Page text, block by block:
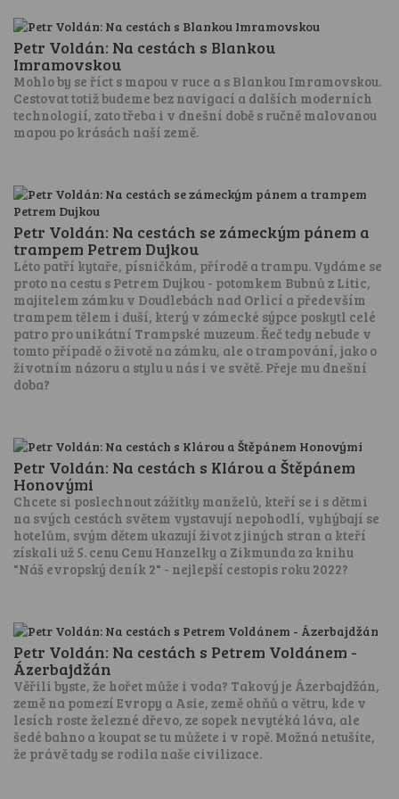
Petr Voldán: Na cestách s Blankou
Imramovskou
Mohlo by se říct s mapou v ruce a s Blankou Imramovskou.
Cestovat totiž budeme bez navigací a dalších moderních
technologií, zato třeba i v dnešní době s ručně malovanou
mapou po krásách naší země.
Petr Voldán: Na cestách se zámeckým pánem a
trampem Petrem Dujkou
Léto patří kytaře, písničkám, přírodě a trampu. Vydáme se
proto na cestu s Petrem Dujkou - potomkem Bubnů z Litic,
majitelem zámku v Doudlebách nad Orlicí a především
trampem tělem i duší, který v zámecké sýpce poskytl celé
patro pro unikátní Trampské muzeum. Řeč tedy nebude v
tomto případě o životě na zámku, ale o trampování, jako o
životním názoru a stylu u nás i ve světě. Přeje mu dnešní
doba?
Petr Voldán: Na cestách s Klárou a Štěpánem
Honovými
Chcete si poslechnout zážitky manželů, kteří se i s dětmi
na svých cestách světem vystavují nepohodlí, vyhýbají se
hotelům, svým dětem ukazují život z jiných stran a kteří
získali už 5. cenu Cenu Hanzelky a Zikmunda za knihu
"Náš evropský deník 2" - nejlepší cestopis roku 2022?
Petr Voldán: Na cestách s Petrem Voldánem -
Ázerbajdžán
Věřili byste, že hořet může i voda? Takový je Ázerbajdžán,
země na pomezí Evropy a Asie, země ohňů a větru, kde v
lesích roste železné dřevo, ze sopek nevytéká láva, ale
šedé bahno a koupat se tu můžete i v ropě. Možná netušíte,
že právě tady se rodila naše civilizace.